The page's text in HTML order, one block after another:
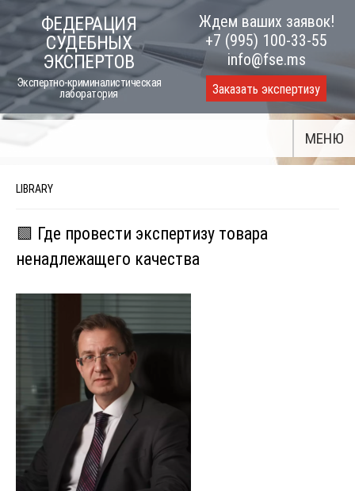
to
content
ФЕДЕРАЦИЯ
СУДЕБНЫХ
ЭКСПЕРТОВ
Экспертно-криминалистическая
лаборатория
Ждем ваших заявок!
+7 (995) 100-33-55
info@fse.ms
Заказать экспертизу
МЕНЮ
LIBRARY
🟩 Где провести экспертизу товара
ненадлежащего качества